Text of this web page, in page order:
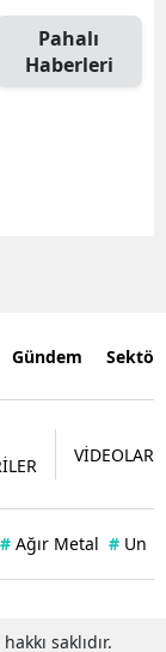
Pahalı
Haberleri
Gündem
VİDEOLAR
# Ağır Metal # Un
saklıdır.